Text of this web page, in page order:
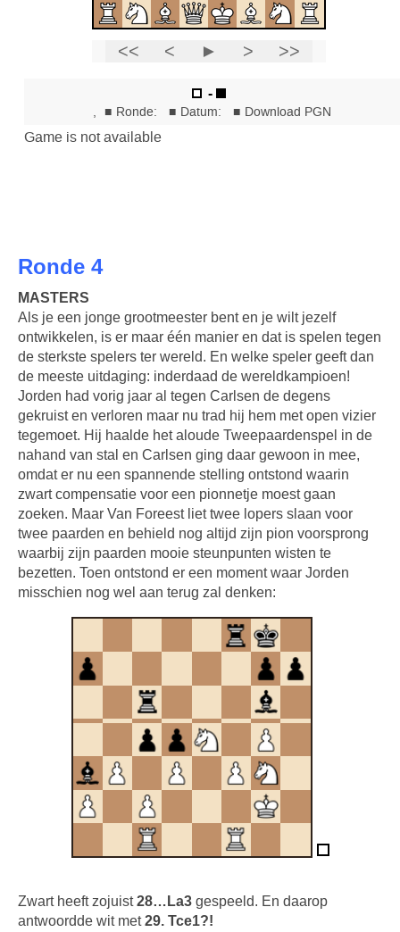
Ronde 4
MASTERS
Als je een jonge grootmeester bent en je wilt jezelf
ontwikkelen, is er maar één manier en dat is spelen tegen
de sterkste spelers ter wereld. En welke speler geeft dan
de meeste uitdaging: inderdaad de wereldkampioen!
Jorden had vorig jaar al tegen Carlsen de degens
gekruist en verloren maar nu trad hij hem met open vizier
tegemoet. Hij haalde het aloude Tweepaardenspel in de
nahand van stal en Carlsen ging daar gewoon in mee,
omdat er nu een spannende stelling ontstond waarin
zwart compensatie voor een pionnetje moest gaan
zoeken. Maar Van Foreest liet twee lopers slaan voor
twee paarden en behield nog altijd zijn pion voorsprong
waarbij zijn paarden mooie steunpunten wisten te
bezetten. Toen ontstond er een moment waar Jorden
misschien nog wel aan terug zal denken:
Zwart heeft zojuist28…La3 gespeeld. En daarop
antwoordde wit met29. Tce1?!